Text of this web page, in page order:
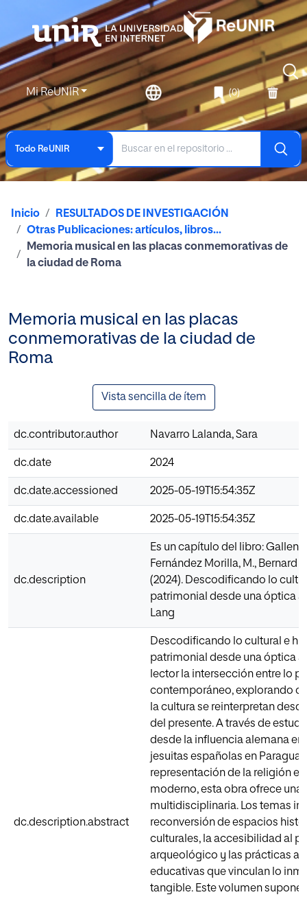
Mi ReUNIR (0)
Todo ReUNIR
Inicio
RESULTADOS DE INVESTIGACIÓN
Otras Publicaciones: artículos, libros...
Memoria musical en las placas conmemorativas de
la ciudad de Roma
Memoria musical en las placas
conmemorativas de la ciudad de
Roma
Vista sencilla de ítem
dc.contributor.author Navarro Lalanda, Sara
dc.date 2024
dc.date.accessioned 2025-05-19T15:54:35Z
dc.date.available 2025-05-19T15:54:35Z
dc.description
Es un capítulo del libro: Gallent
Fernández Morilla, M., Bernard
(2024). Descodificando lo
patrimonial desde una óptica
Lang
dc.description.abstract
Descodificando lo cultural e
patrimonial desde una óptica
lector la intersección entre lo
contemporáneo, explorando
la cultura se reinterpretan
del presente. A través de
desde la influencia alemana en
jesuitas españolas en
representación de la religión
moderno, esta obra ofrece una
multidisciplinaria. Los temas
reconversión de espacios
culturales, la accesibilidad al
arqueológico y las prácticas
educativas que vinculan lo
tangible. Este volumen supone